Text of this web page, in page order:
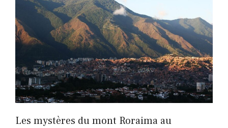
Les mystères du mont Roraima au